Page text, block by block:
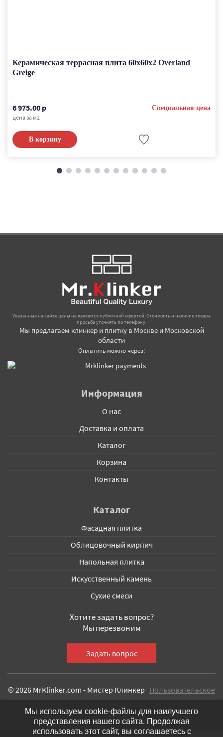
Керамическая террасная плита 60x60x2 Overland
Greige
6 975.00 р
Специальная цена
цена за м2
В корзину
Указанные на сайте цены не являются публичной офертой. Стоимость и наличие товара
просьба уточнять по телефону.
Мы предлагаем клинкер и плитку в Москве и Московской
области
Оплатить можно через:
Информация
О нас
Доставка и оплата
Каталог
Корзина
Контакты
Каталог
Фасадная плитка
Облицовочный кирпич
Напольная плитка
Искусственный камень
Сухие смеси
Хотите задать вопрос?
Мы перезвоним
© 2026 MrKlinker.com - Мистер Клинкер Пользовательское
Мы используем cookie-файлы для наилучшего
представления нашего сайта. Продолжая
использовать этот сайт, вы соглашаетесь с